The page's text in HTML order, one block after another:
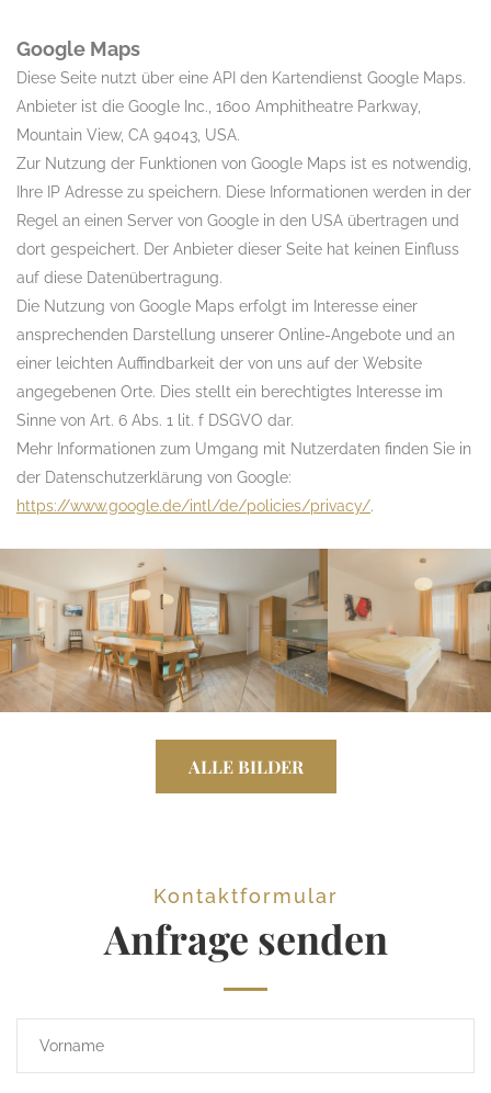
Google Maps
Diese Seite nutzt über eine API den Kartendienst Google Maps.
Anbieter ist die Google Inc., 1600 Amphitheatre Parkway,
Mountain View, CA 94043, USA.
Zur Nutzung der Funktionen von Google Maps ist es notwendig,
Ihre IP Adresse zu speichern. Diese Informationen werden in der
Regel an einen Server von Google in den USA übertragen und
dort gespeichert. Der Anbieter dieser Seite hat keinen Einfluss
auf diese Datenübertragung.
Die Nutzung von Google Maps erfolgt im Interesse einer
ansprechenden Darstellung unserer Online-Angebote und an
einer leichten Auffindbarkeit der von uns auf der Website
angegebenen Orte. Dies stellt ein berechtigtes Interesse im
Sinne von Art. 6 Abs. 1 lit. f DSGVO dar.
Mehr Informationen zum Umgang mit Nutzerdaten finden Sie in
der Datenschutzerklärung von Google:
https://www.google.de/intl/de/policies/privacy/.
ALLE BILDER
Kontaktformular
Anfrage senden